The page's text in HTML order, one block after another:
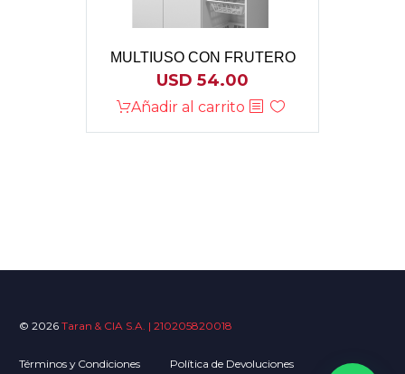
MULTIUSO CON FRUTERO
USD54.00
Añadir al carrito
© 2026 Taran & CIA S.A. | 210205820018
Términos y Condiciones Política de Devoluciones